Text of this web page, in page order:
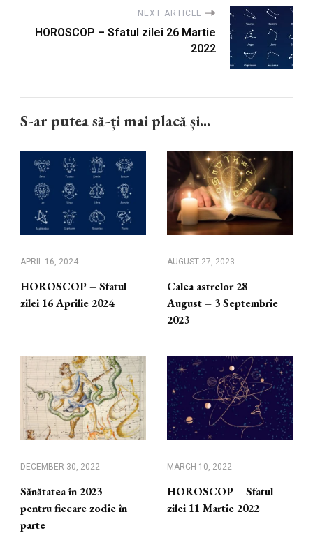
NEXT ARTICLE
HOROSCOP – Sfatul zilei 26 Martie
2022
S-ar putea să-ți mai placă și...
APRIL 16, 2024
HOROSCOP – Sfatul
zilei 16 Aprilie 2024
AUGUST 27, 2023
Calea astrelor 28
August – 3 Septembrie
2023
DECEMBER 30, 2022
Sănătatea în 2023
pentru fiecare zodie în
parte
MARCH 10, 2022
HOROSCOP – Sfatul
zilei 11 Martie 2022